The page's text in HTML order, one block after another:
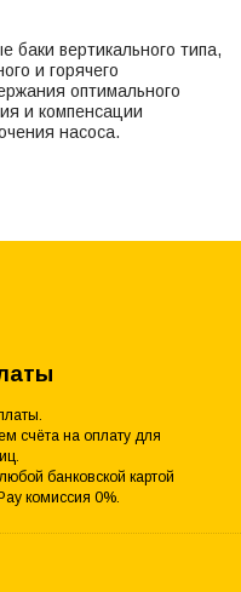
вертикального типа,
и горячего
оптимального
и компенсации
насоса.
счёта на оплату для
банковской картой
комиссия 0%.